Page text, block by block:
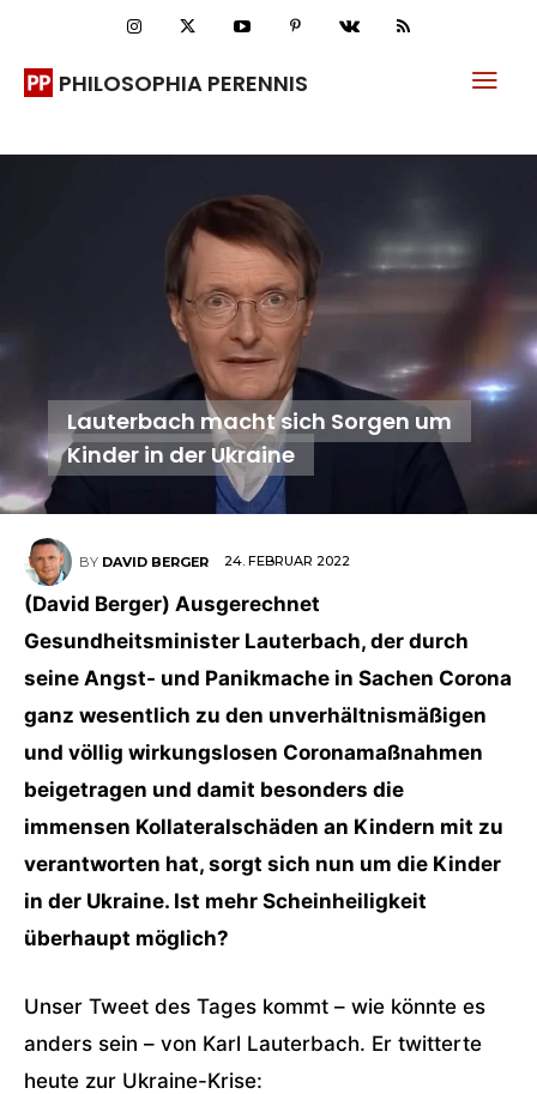
PHILOSOPHIA PERENNIS
Lauterbach macht sich Sorgen um
Kinder in der Ukraine
BY DAVID BERGER 24. FEBRUAR 2022
(David Berger) Ausgerechnet
Gesundheitsminister Lauterbach, der durch
seine Angst- und Panikmache in Sachen Corona
ganz wesentlich zu den unverhältnismäßigen
und völlig wirkungslosen Coronamaßnahmen
beigetragen und damit besonders die
immensen Kollateralschäden an Kindern mit zu
verantworten hat, sorgt sich nun um die Kinder
in der Ukraine. Ist mehr Scheinheiligkeit
überhaupt möglich?
Unser Tweet des Tages kommt – wie könnte es
anders sein – von Karl Lauterbach. Er twitterte
heute zur Ukraine-Krise: